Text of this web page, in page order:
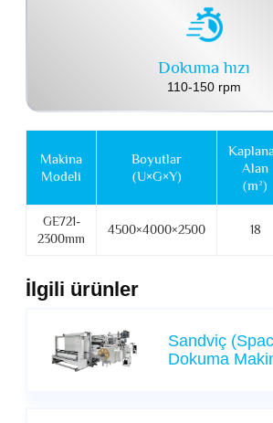
Dokuma hızı
110-150 rpm
Makina
Modeli
Boyutlar
(U×G×Y)
Alan
(m²)
GE721-
2300mm
4500×4000×2500 18
İlgili ürünler
Sandviç
Dokuma